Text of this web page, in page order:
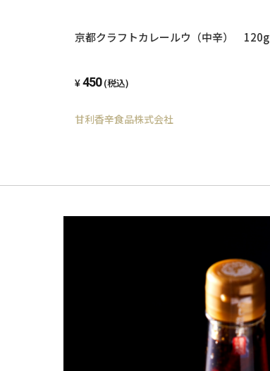
京都クラフトカレールウ（中辛） 120g
450(税込)
甘利香辛食品株式会社